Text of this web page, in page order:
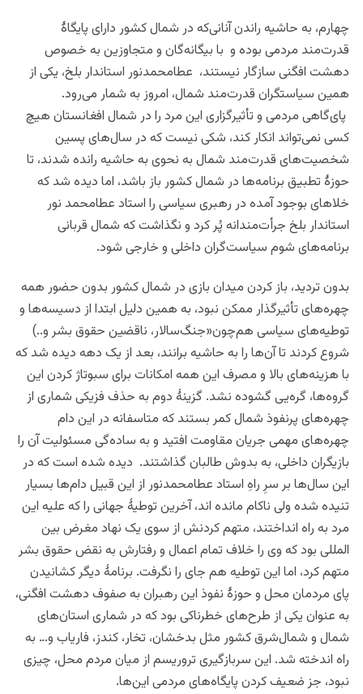
چهارم، به حاشیه راندن آنانی‌که در شمال کشور دارای پایگاۀ
قدرت‌مند مردمی بوده و با بیگانه‌گان و متجاوزین به خصوص
دهشت افگنی سازگار نیستند، عطامحمدنور استاندار بلخ، یکی از
همین سیاست
قدرت‌مند شمال، امروز به شمار می‌رود.
پای‌گاهی مردمی و تأثیرگزاری این مرد را در شمال افغانستان هیچ
کسی نمی‌تواند انکار کند، شکی نیست که در سال‌های پسین
شخصیت‌های قدرت‌مند شمال به نحوی به حاشیه رانده شدند، تا
حوزۀ تطبیق برنامه‌ها در شمال کشور باز باشد، اما دیده شد که
خلاهای بوجود آمده در رهبری سیاسی را استاد عطامحمد نور
استاندار بلخ جرأت‌مندانه پُر کرد و نگذاشت که شمال قربانی
برنامه‌های شوم سیاست‌گران داخلی و خارجی شود.
بدون تردید، باز کردن میدان بازی در شمال کشور بدون حضور همه
چهره‌های تأثیرگذار ممکن نبود، به همین دلیل ابتدا از دسیسه‌ها و
توطیه‌های سیاسی هم‌چون«جنگ‌سالار، ناقضین حقوق بشر و..)
شروع کردند تا آن‌ها را به حاشیه برانند، بعد از یک دهه دیده شد که
با هزینه‌های بالا و مصرف این همه امکانات برای سبوتاژ کردن این
گروه‌ها، گره‌یی گشوده نشد. گزینۀ دوم به حذف فزیکی شماری از
چهره‌های پرنفوذ شمال کمر بستند که متاسفانه در این دام
چهره‌های مهمی جریان مقاومت افتید و به ساده‌گی مسئولیت آن را
بازیگران داخلی، به بدوش طالبان گذاشتند. دیده شده است که در
این سال‌ها بر سرِ راهِ استاد عطامحمدنور از این قبیل دام‌ها بسیار
تنیده شده ولی ناکام مانده اند، آخرین توطیۀ جهانی را که علیه این
مرد به راه انداختند، متهم کردنش از سوی یک نهاد مغرض بین
المللی بود که وی را خلاف تمام اعمال و رفتارش به نقض حقوق بشر
متهم کرد، اما این توطیه هم جای را نگرفت. برنامۀ دیگر کشانیدن
پای مردمان محل و حوزۀ نفوذ این رهبران به صفوف دهشت افگنی،
به عنوان یکی از طرح‌های خطرناکی بود که در شماری استان‌های
شمال و شمال‌شرق کشور مثل بدخشان، تخار، کندز، فاریاب و… به
راه اندخته شد. این سربازگیری تروریسم از میان مردم محل، چیزی
نبود، جز ضعیف کردن پایگاه‌های مردمی این‌ها.